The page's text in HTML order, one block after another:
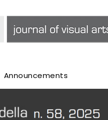
Announcements